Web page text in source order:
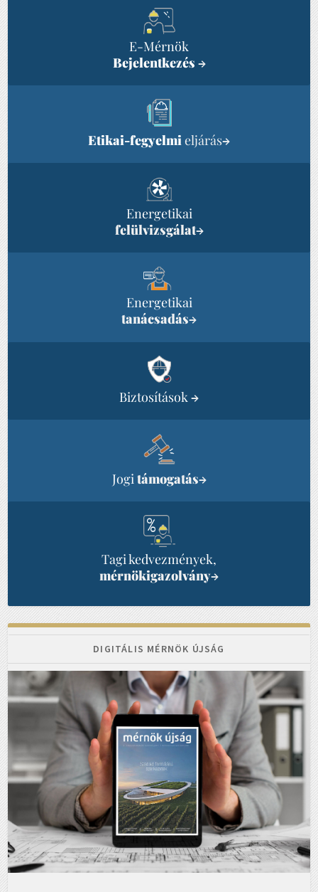
E-Mérnök
Bejelentkezés →
Etikai-fegyelmieljárás→
Energetikai
felülvizsgálat→
Energetikai
tanácsadás→
Biztosítások →
Jogitámogatás→
Tagi kedvezmények,
mérnökigazolvány→
DIGITÁLIS MÉRNÖK ÚJSÁG